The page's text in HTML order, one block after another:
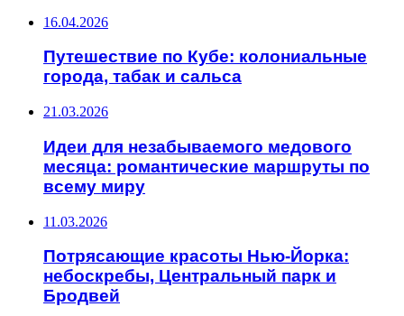
16.04.2026
Путешествие по Кубе: колониальные
города, табак и сальса
21.03.2026
Идеи для незабываемого медового
месяца: романтические маршруты по
всему миру
11.03.2026
Потрясающие красоты Нью-Йорка:
небоскребы, Центральный парк и
Бродвей